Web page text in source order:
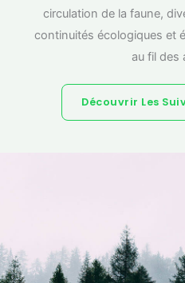
circulation de la faune,
continuités écologiques et
au fil des
Découvrir Les